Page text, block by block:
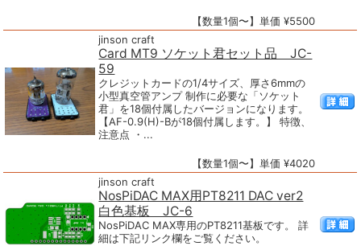
【数量1個〜】単価 ¥5500
jinson craft
Card MT9 ソケット君セット品 JC-
59
クレジットカードの1/4サイズ、厚さ6mmの
小型真空管アンプ 制作に必要な「ソケット
君」を18個付属したバージョンになります。
【AF-0.9(H)-Bが18個付属します。】 特徴、
注意点 ・...
【数量1個〜】単価 ¥4020
jinson craft
NosPiDAC MAX用PT8211 DAC ver2
白色基板 JC-6
NosPiDAC MAX専用のPT8211基板です。 詳
細は下記リンク欄をご覧ください。